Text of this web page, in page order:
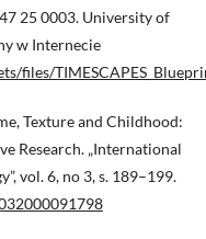
25 0003. University of
w Internecie
files/
Texture and Childhood:
Research. „International
vol. 6, no 3, s. 189–199.